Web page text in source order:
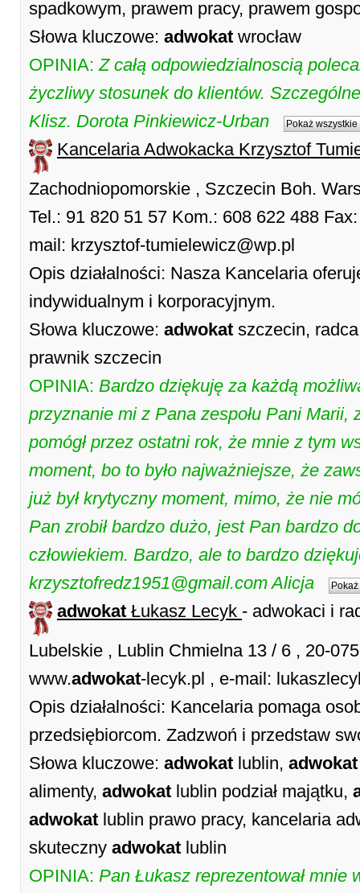
spadkowym, prawem pracy, prawem
Słowa kluczowe: adwokat wrocław
OPINIA:Z całą odpowiedzialnoscią
życzliwy stosunek do klientów.
Klisz. Dorota Pinkiewicz-Urban
Pokaż
Kancelaria Adwokacka Krzysztof
Zachodniopomorskie , Szczecin Boh.
Tel.: 91 820 51 57 Kom.: 608 622 488
mail: krzysztof-tumielewicz@wp.pl
Opis działalności: Nasza Kancelaria
indywidualnym i korporacyjnym.
Słowa kluczowe: adwokat szczecin,
prawnik szczecin
OPINIA: Bardzo dziękuję za każdą
przyznanie mi z Pana zespołu Pani
pomógł przez ostatni rok, że mnie z tym
moment, bo to było najważniejsze, że
już był krytyczny moment, mimo, że nie
Pan zrobił bardzo dużo, jest Pan bardzo
człowiekiem. Bardzo, ale to bardzo
krzysztofredz1951@gmail.com Alicja
adwokat Łukasz Lecyk - adwokaci i
Lubelskie , Lublin Chmielna 13 / 6 , 20-
www.adwokat-lecyk.pl , e-mail:
Opis działalności: Kancelaria pomaga
przedsiębiorcom. Zadzwoń i przedstaw
Słowa kluczowe: adwokat lublin, adwokat
alimenty, adwokat lublin podział majątku,
adwokat lublin prawo pracy, kancelaria
skuteczny adwokat lublin
OPINIA: Pan Łukasz reprezentował mnie